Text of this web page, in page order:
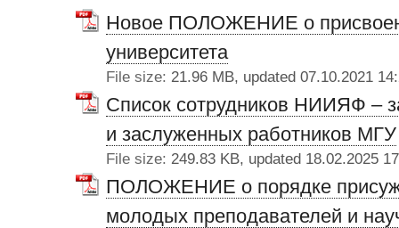
Новое ПОЛОЖЕНИЕ о
университета
File size: 21.96 MB, updated 07.10.2021
Список сотрудников НИИЯФ –
и заслуженных работников МГУ
File size: 249.83 KB, updated 18.02.2025
ПОЛОЖЕНИЕ о порядке
молодых преподавателей и